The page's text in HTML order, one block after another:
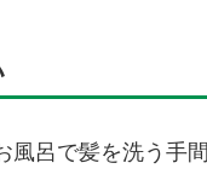
呂で髪を洗う手